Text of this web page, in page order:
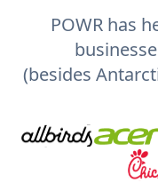
POWR has
(besides